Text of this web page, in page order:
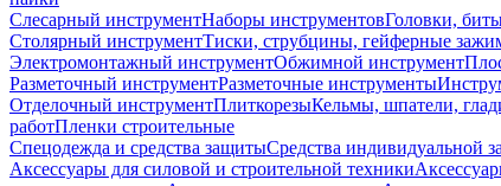
Слесарный инструментНаборы инструментовГоловки,
Столярный инструментТиски, струбцины, гейферные
Электромонтажный инструментОбжимной инструмент
Разметочный инструментРазметочные инструменты
Отделочный инструментПлиткорезыКельмы, шпатели,
работПленки строительные
Спецодежда и средства защитыСредства индивидуальной
Аксессуары для силовой и строительной техники